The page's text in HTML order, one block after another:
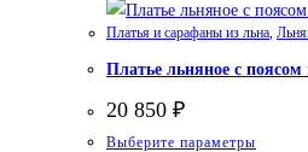
товара.
Платья и сарафаны из льна,
Платье льняное с поясом
20 850 ₽
Выберите параметры